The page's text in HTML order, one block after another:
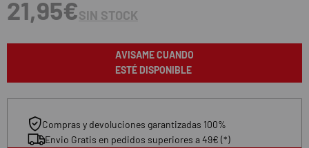
21,95€SIN STOCK
AVISAME CUANDO
ESTÉ DISPONIBLE
Compras y devoluciones garantizadas 100%
Envio Gratis en pedidos superiores a 49€ (*)